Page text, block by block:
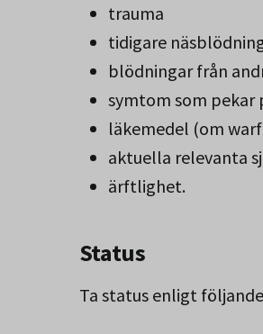
trauma
tidigare
blödningar från
symtom som
läkemedel (om
aktuella relevanta
ärftlighet.
Status
Ta status enligt